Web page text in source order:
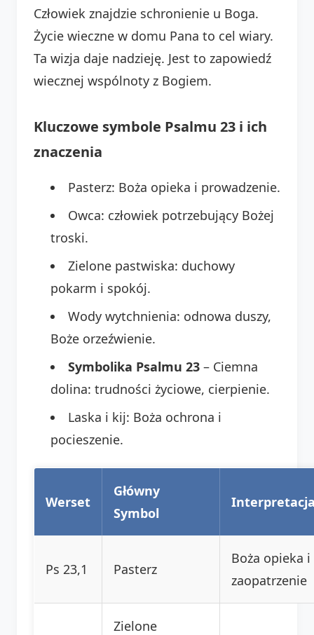
Człowiek znajdzie schronienie u Boga.
Życie wieczne w domu Pana to cel wiary.
Ta wizja daje nadzieję. Jest to zapowiedź
wiecznej wspólnoty z Bogiem.
Kluczowe symbole Psalmu 23 i ich
znaczenia
Pasterz: Boża opieka i prowadzenie.
Owca: człowiek potrzebujący Bożej
troski.
Zielone pastwiska: duchowy
pokarm i spokój.
Wody wytchnienia: odnowa duszy,
Boże orzeźwienie.
Symbolika Psalmu 23 – Ciemna
dolina: trudności życiowe, cierpienie.
Laska i kij: Boża ochrona i
pocieszenie.
Werset
Główny
Symbol
Ps 23,1 Pasterz
Boża opieka i
zaopatrzenie
Zielone